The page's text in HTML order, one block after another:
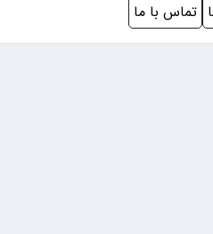
تماس با ما